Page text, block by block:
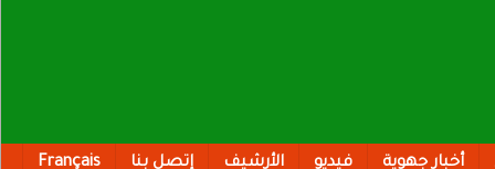
أخبار جهوية فيديو الأرشيف إتصل بنا Français